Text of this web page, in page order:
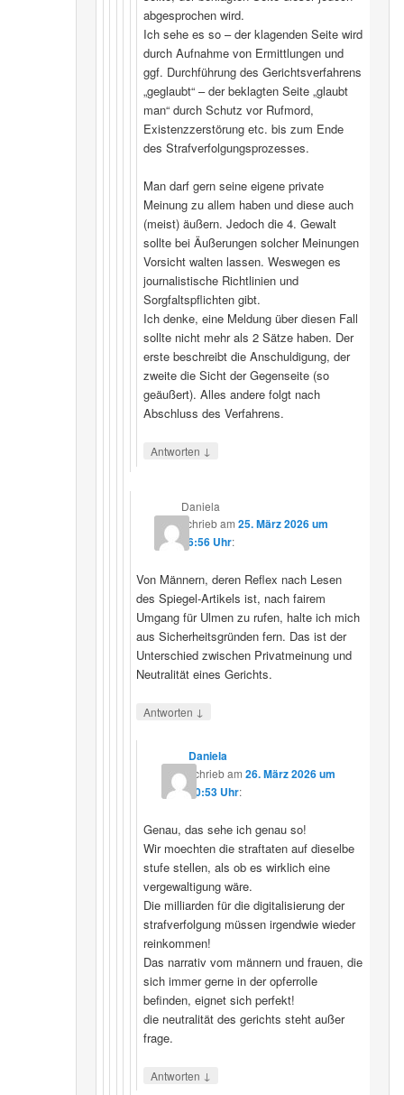
abgesprochen wird.
Ich sehe es so – der klagenden Seite wird
durch Aufnahme von Ermittlungen und
ggf. Durchführung des Gerichtsverfahrens
„geglaubt“ – der beklagten Seite „glaubt
man“ durch Schutz vor Rufmord,
Existenzzerstörung etc. bis zum Ende
des Strafverfolgungsprozesses.
Man darf gern seine eigene private
Meinung zu allem haben und diese auch
(meist) äußern. Jedoch die 4. Gewalt
sollte bei Äußerungen solcher Meinungen
Vorsicht walten lassen. Weswegen es
journalistische Richtlinien und
Sorgfaltspflichten gibt.
Ich denke, eine Meldung über diesen Fall
sollte nicht mehr als 2 Sätze haben. Der
erste beschreibt die Anschuldigung, der
zweite die Sicht der Gegenseite (so
geäußert). Alles andere folgt nach
Abschluss des Verfahrens.
Antworten ↓
Daniela
schriebam25. März 2026 um
16:56 Uhr:
Von Männern, deren Reflex nach Lesen
des Spiegel-Artikels ist, nach fairem
Umgang für Ulmen zu rufen, halte ich mich
aus Sicherheitsgründen fern. Das ist der
Unterschied zwischen Privatmeinung und
Neutralität eines Gerichts.
Antworten ↓
Daniela
schriebam 26. März 2026 um
10:53 Uhr:
Genau, das sehe ich genau so!
Wir moechten die straftaten auf dieselbe
stufe stellen, als ob es wirklich eine
vergewaltigung wäre.
Die milliarden für die digitalisierung der
strafverfolgung müssen irgendwie wieder
reinkommen!
Das narrativ vom männern und frauen, die
sich immer gerne in der opferrolle
befinden, eignet sich perfekt!
die neutralität des gerichts steht außer
frage.
Antworten ↓